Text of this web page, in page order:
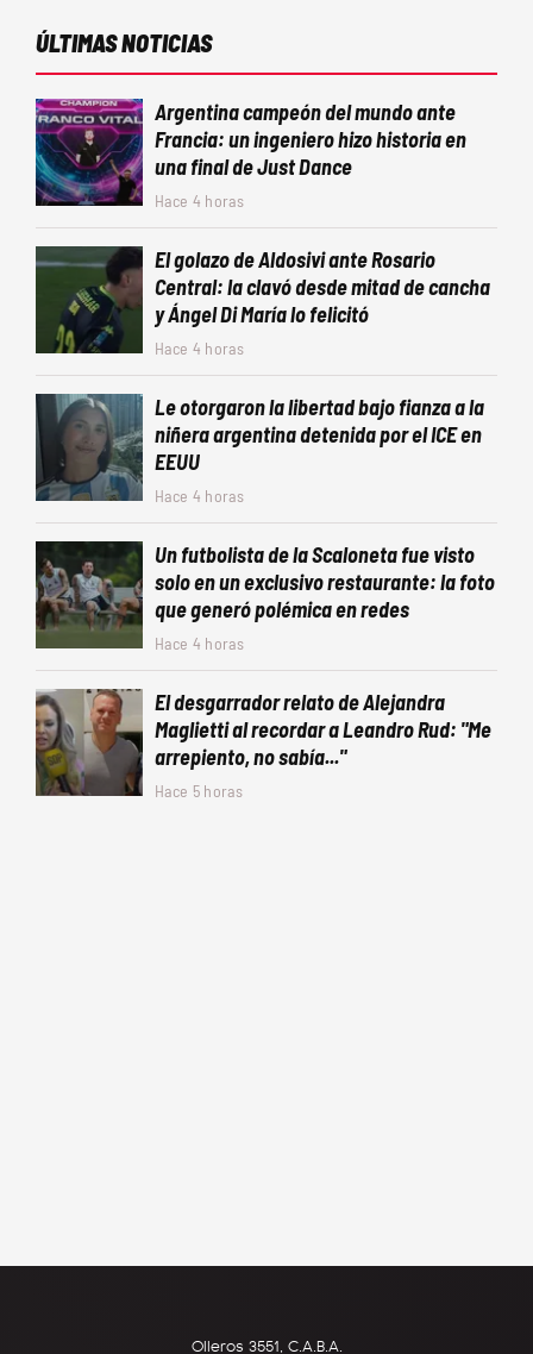
ÚLTIMAS NOTICIAS
Argentina campeón del mundo ante
Francia: un ingeniero hizo historia en
una final de Just Dance
Hace 4 horas
El golazo de Aldosivi ante Rosario
Central: la clavó desde mitad de cancha
y Ángel Di María lo felicitó
Hace 4 horas
Le otorgaron la libertad bajo fianza a la
niñera argentina detenida por el ICE en
EEUU
Hace 4 horas
Un futbolista de la Scaloneta fue visto
solo en un exclusivo restaurante: la foto
que generó polémica en redes
Hace 4 horas
El desgarrador relato de Alejandra
Maglietti al recordar a Leandro Rud: "Me
arrepiento, no sabía..."
Hace 5 horas
Olleros 3551, C.A.B.A.